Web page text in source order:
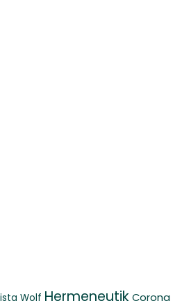
Wolf Hermeneutik Corona